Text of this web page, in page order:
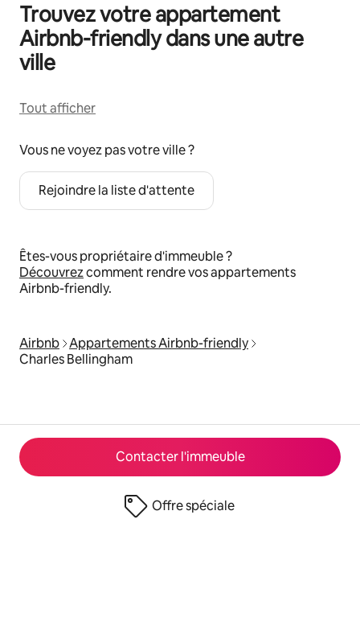
Contacter l'immeuble
Offre spéciale
Trouvez votre appartement
Airbnb-friendly dans une autre
ville
Tout afficher
Vous ne voyez pas votre ville ?
Rejoindre la liste d'attente
Êtes-vous propriétaire d'immeuble ?
Découvrezcomment rendre vos appartements
Airbnb-friendly.
Airbnb Appartements Airbnb-friendly
Charles Bellingham